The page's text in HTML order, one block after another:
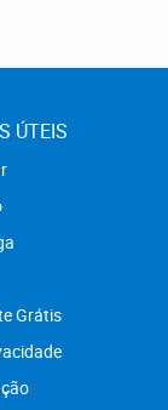
ÚTEIS
Grátis